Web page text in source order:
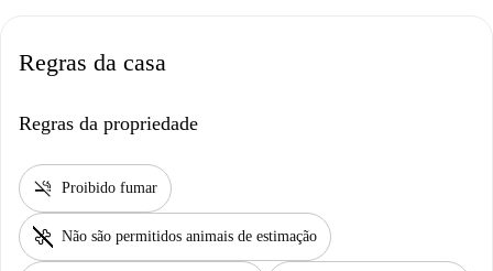
Regras da casa
Regras da propriedade
smoke_free Proibido fumar
pet_supplies Não são permitidos animais de estimação